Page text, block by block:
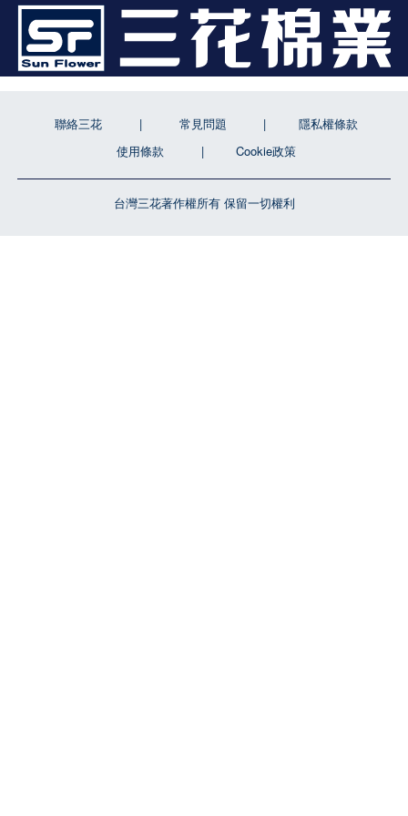
台灣三花著作權所有 保留一切權利
聯絡三花 常見問題
隱私權條款
使用條款
Cookie政策